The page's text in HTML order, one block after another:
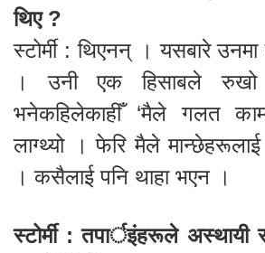
थिए ?
स्टोर्मी : थिएनन् । यसबारे
। उनी एक हिसाबले
भनेकहिलेकाहीँ ‘मैले गलत
लाग्थ्यो । फेरि मैले
। कसैलाई पनि थाहा भएन ।
स्टोर्मी : तपार्इंहरूले अस्थायी